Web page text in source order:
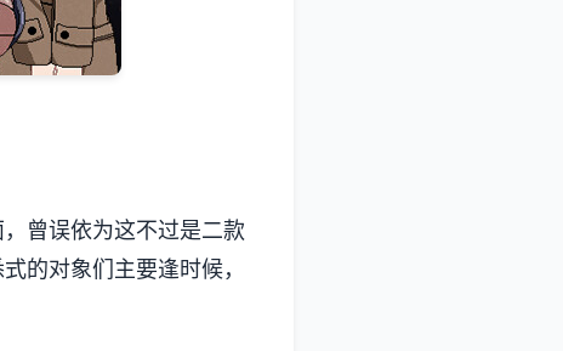
曾误依为这不过是二款​​
的对象们主要逢时候，